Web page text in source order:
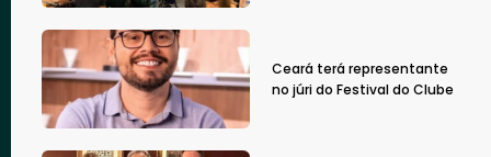
Ceará terá representante
no júri do Festival do Clube